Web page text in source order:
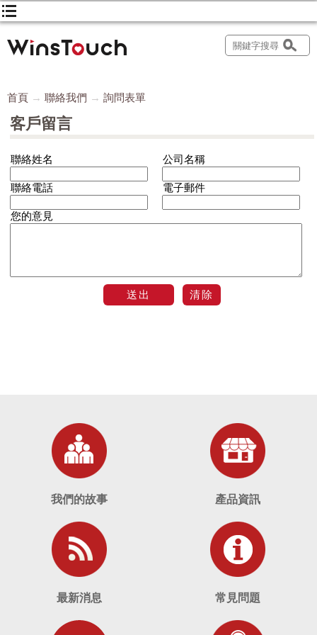
首頁 聯絡我們 詢問表單
客戶留言
聯絡姓名 公司名稱
聯絡電話 電子郵件
您的意見
我們的故事 產品資訊
最新消息 常見問題